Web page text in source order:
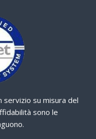
servizio su misura del
sono le